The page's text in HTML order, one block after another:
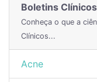
Boletins Clínicos
Conheça o que a
Clínicos...
Acne